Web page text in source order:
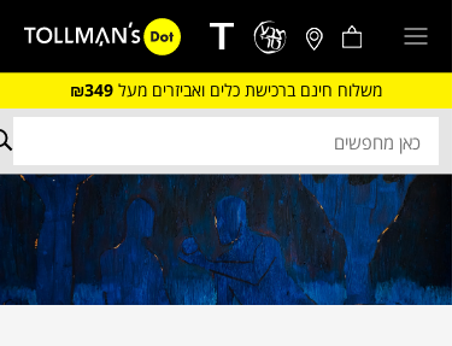
משלוח חינם ברכישת כלים ואביזרים מעל ₪349